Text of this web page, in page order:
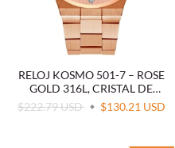
RELOJ KOSMO 501-7 – ROSE
GOLD 316L, CRISTAL DE
ZAFIRO, ESFERA GRIS , 5ATM
$222.79 USD $130.21 USD